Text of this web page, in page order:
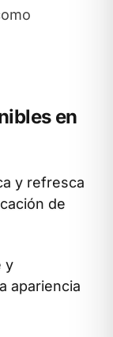
en
y refresca
de
y
apariencia